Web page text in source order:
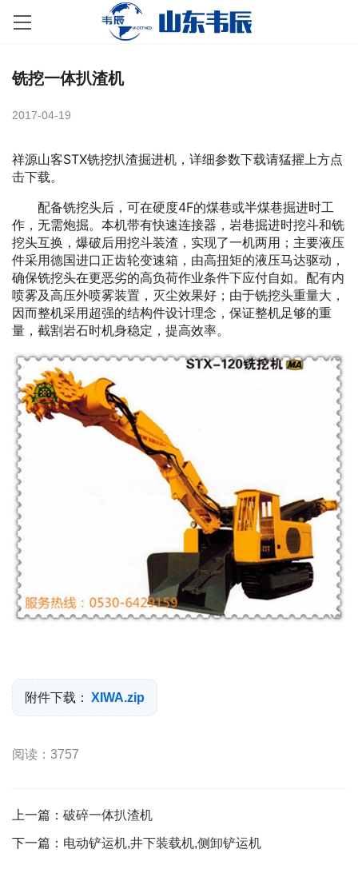
铣挖一体扒渣机
2017-04-19
祥源山客STX铣挖扒渣掘进机，详细参数下载请猛擢上方点
击下载。
配备铣挖头后，可在硬度4F的煤巷或半煤巷掘进时工
作，无需炮掘。本机带有快速连接器，岩巷掘进时挖斗和铣
挖头互换，爆破后用挖斗装渣，实现了一机两用；主要液压
件采用德国进口正齿轮变速箱，由高扭矩的液压马达驱动，
确保铣挖头在更恶劣的高负荷作业条件下应付自如。配有内
喷雾及高压外喷雾装置，灭尘效果好；由于铣挖头重量大，
因而整机采用超强的结构件设计理念，保证整机足够的重
量，截割岩石时机身稳定，提高效率。
附件下载： XIWA.zip
阅读：3757
上一篇： 破碎一体扒渣机
下一篇： 电动铲运机,井下装载机,侧卸铲运机